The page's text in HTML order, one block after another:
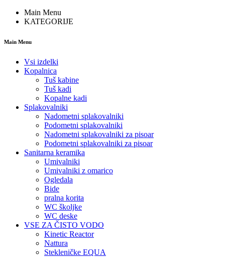
Main Menu
KATEGORIJE
Main Menu
Vsi izdelki
Kopalnica
Tuš kabine
Tuš kadi
Kopalne kadi
Splakovalniki
Nadometni splakovalniki
Podometni splakovalniki
Nadometni splakovalniki za pisoar
Podometni splakovalniki za pisoar
Sanitarna keramika
Umivalniki
Umivalniki z omarico
Ogledala
Bide
pralna korita
WC školjke
WC deske
VSE ZA ČISTO VODO
Kinetic Reactor
Nattura
Stekleničke EQUA